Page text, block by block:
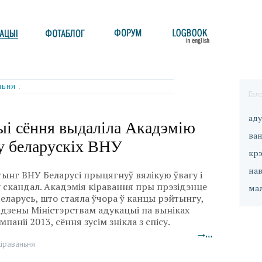
:
сёння выдаліла Акадэмію
беларускіх ВНУ
ВНУ Беларусі прыцягнуў вялікую ўвагу і
скандал. Акадэмія кіравання пры прэзідэнце
што стаяла ўчора ў канцы рэйтынгу,
Міністэрствам адукацыі па выніках
2013, сёння зусім знікла з спісу.
→…